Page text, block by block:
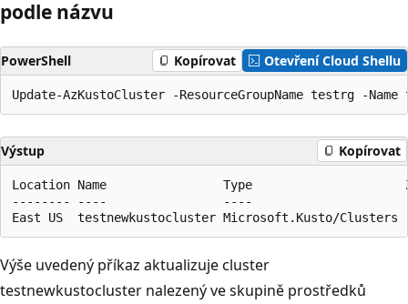
podle názvu
PowerShell Kopírovat Otevření Cloud Shellu
Výstup Kopírovat
Location Name                Type
-------- ----                ----
Výše uvedený příkaz aktualizuje cluster
testnewkustocluster nalezený ve skupině prostředků